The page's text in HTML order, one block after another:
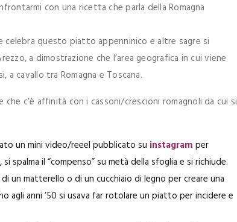
con una ricetta che parla della Romagna
celebra questo piatto appenninico e altre sagre si
a dimostrazione che l’area geografica in cui viene
cavallo tra Romagna e Toscana.
c’è affinità con i cassoni/crescioni romagnoli da cui si
un mini video/reeel pubblicato su instagram per
spalma il “compenso” su metà della sfoglia e si richiude.
un matterello o di un cucchiaio di legno per creare una
agli anni ’50 si usava far rotolare un piatto per incidere e